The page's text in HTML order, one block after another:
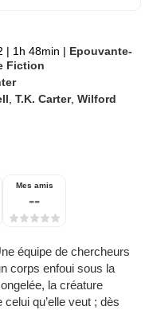
| 1h 48min | Epouvante-
Fiction
,T.K. Carter,Wilford
Mes amis
--
équipe de chercheurs
corps enfoui sous la
la créature
qu’elle veut ; dès